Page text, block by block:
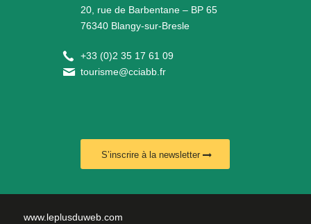
20, rue de Barbentane – BP 65
76340 Blangy-sur-Bresle
+33 (0)2 35 17 61 09
tourisme@cciabb.fr
S’inscrire à la newsletter
www.leplusduweb.com